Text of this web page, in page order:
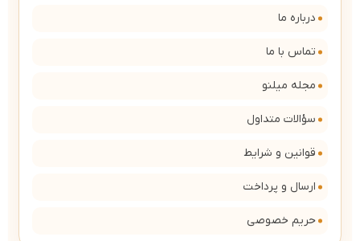
درباره ما
تماس با ما
مجله میلنو
سؤالات متداول
قوانین و شرایط
ارسال و پرداخت
حریم خصوصی